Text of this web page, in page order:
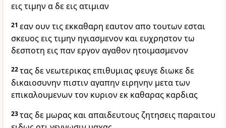
εις τιμην α δε εις ατιμιαν
21 εαν ουν τις εκκαθαρη εαυτον απο τουτων εσται
σκευος εις τιμην ηγιασμενον και ευχρηστον τω
δεσποτη εις παν εργον αγαθον ητοιμασμενον
22τας δε νεωτερικας επιθυμιας φευγε διωκε δε
δικαιοσυνην πιστιν αγαπην ειρηνην μετα των
επικαλουμενων τον κυριον εκ καθαρας καρδιας
23τας δε μωρας και απαιδευτους ζητησεις παραιτου